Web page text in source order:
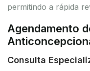
permitindo a rápida
Agendamento
Consulta